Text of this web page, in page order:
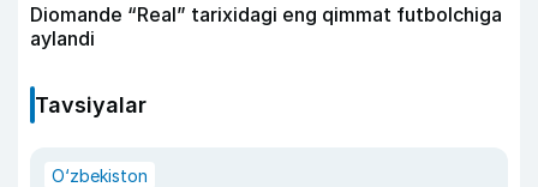
Diomande “Real” tarixidagi eng qimmat futbolchiga
aylandi
Tavsiyalar
O‘zbekiston